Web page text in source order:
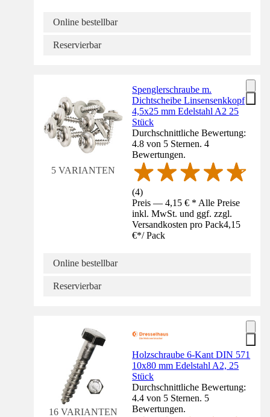
Online bestellbar
Reservierbar
5 VARIANTEN
Spenglerschraube m.
Dichtscheibe Linsensenkkopf
4,5x25 mm Edelstahl A2 25
Stück
Durchschnittliche Bewertung:
4.8 von 5 Sternen. 4
Bewertungen.
(4)
Preis — 4,15 € * Alle Preise
inkl. MwSt. und ggf. zzgl.
Versandkosten pro Pack4,15
€*/ Pack
Online bestellbar
Reservierbar
16 VARIANTEN
Holzschraube 6-Kant DIN 571
10x80 mm Edelstahl A2, 25
Stück
Durchschnittliche Bewertung:
4.4 von 5 Sternen. 5
Bewertungen.